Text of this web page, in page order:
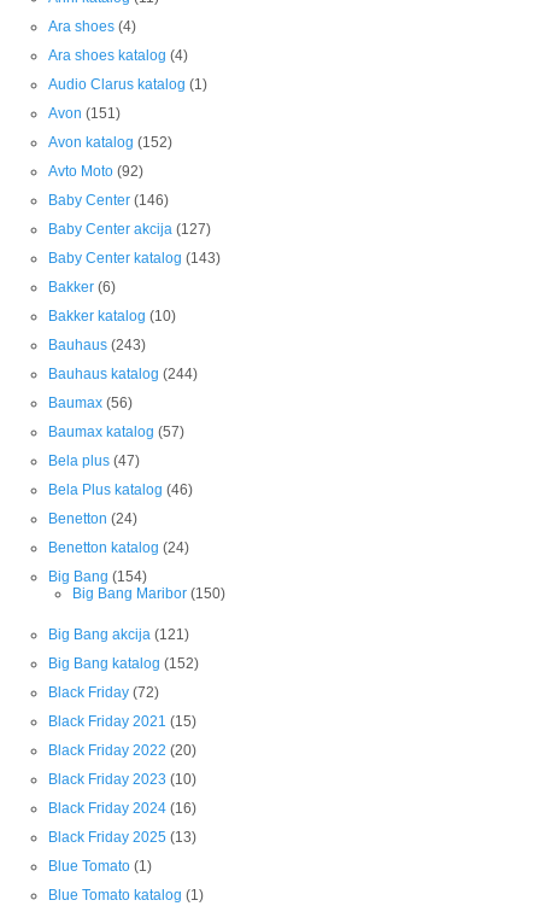
Ara shoes (4)
Ara shoes katalog (4)
Audio Clarus katalog (1)
Avon (151)
Avon katalog (152)
Avto Moto (92)
Baby Center (146)
Baby Center akcija (127)
Baby Center katalog (143)
Bakker (6)
Bakker katalog (10)
Bauhaus (243)
Bauhaus katalog (244)
Baumax (56)
Baumax katalog (57)
Bela plus (47)
Bela Plus katalog (46)
Benetton (24)
Benetton katalog (24)
Big Bang (154)
Big Bang Maribor (150)
Big Bang akcija (121)
Big Bang katalog (152)
Black Friday (72)
Black Friday 2021 (15)
Black Friday 2022 (20)
Black Friday 2023 (10)
Black Friday 2024 (16)
Black Friday 2025 (13)
Blue Tomato (1)
Blue Tomato katalog (1)